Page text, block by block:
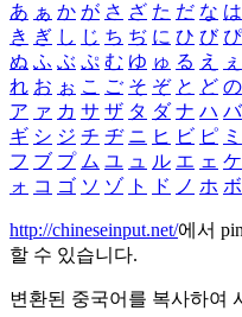
あ ぁ か が さ ざ た だ な は
き ぎ し じ ち ぢ に ひ び ぴ
ぬ ふ ぶ ぷ む ゆ ゅ る え ぇ
れ お ぉ こ ご そ ぞ と ど の
ア ァ カ サ ザ タ ダ ナ ハ バ
ギ シ ジ チ ヂ ニ ヒ ビ ピ ミ
フ ブ プ ム ユ ュ ル エ ェ ケ
ォ コ ゴ ソ ゾ ト ド ノ ホ ボ
http://chineseinput.net/에서
할 수 있습니다.
변환된 중국어를 복사하여